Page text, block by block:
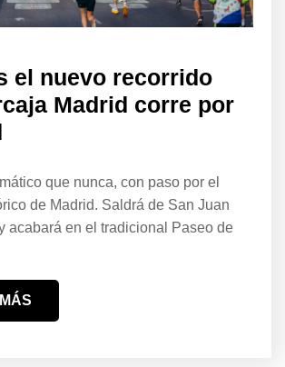
el nuevo recorrido
Madrid corre por
que nunca, con paso por el
de Madrid. Saldrá de San Juan
acabará en el tradicional Paseo de